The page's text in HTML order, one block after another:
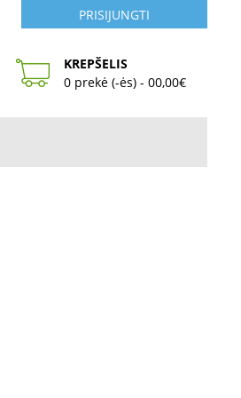
PRISIJUNGTI
KREPŠELIS
0 prekė (-ės) - 00,00€